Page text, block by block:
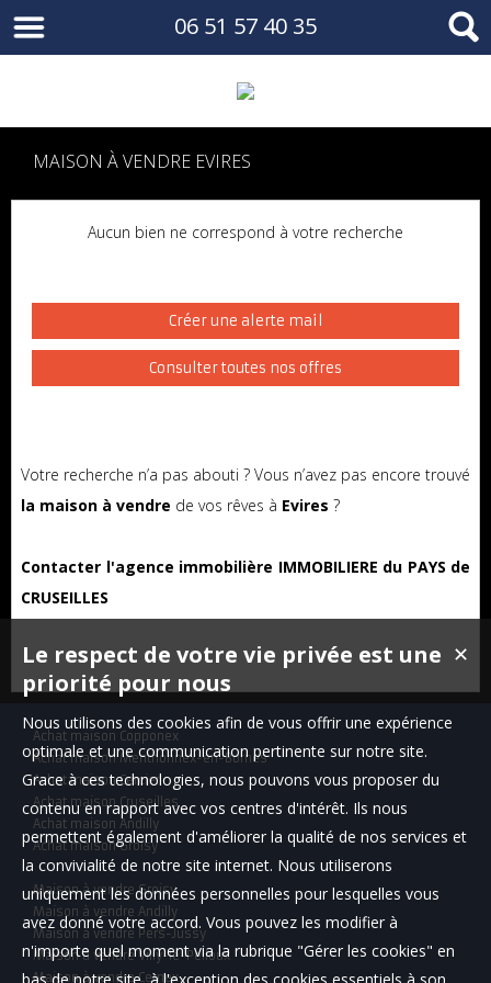
06 51 57 40 35
MAISON À VENDRE EVIRES
Aucun bien ne correspond à votre recherche
Créer une alerte mail
Consulter toutes nos offres
Votre recherche n’a pas abouti ? Vous n’avez pas encore trouvé
la maison à vendre de vos rêves à Evires ?
Contacter l'agence immobilière IMMOBILIERE du PAYS de
CRUSEILLES
Achat maison Copponex
Achat maison Menthonnex-en-Bornes
Achat maison Cercier
Achat maison Cruseilles
Achat maison Andilly
Achat maison Groisy
Maison à vendre Groisy
Maison à vendre Andilly
Maison à vendre Pers-Jussy
Maison à vendre Villy-le-Pelloux
Maison à vendre Cernex
✕
Le respect de votre vie privée est une
priorité pour nous
Nous utilisons des cookies afin de vous offrir une expérience
optimale et une communication pertinente sur notre site.
Grace à ces technologies, nous pouvons vous proposer du
contenu en rapport avec vos centres d'intérêt. Ils nous
permettent également d'améliorer la qualité de nos services et
la convivialité de notre site internet. Nous utiliserons
uniquement les données personnelles pour lesquelles vous
avez donné votre accord. Vous pouvez les modifier à
n'importe quel moment via la rubrique "Gérer les cookies" en